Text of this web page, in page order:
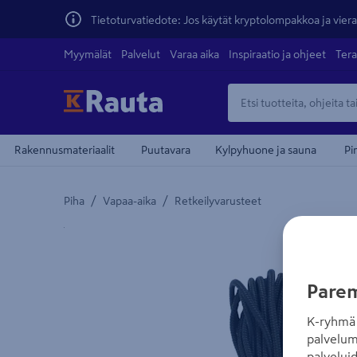
Tietoturvatiedote: Jos käytät kryptolompakkoa ja
Myymälät Palvelut Varaa aika Inspiraatio ja ohjeet
Rakennusmateriaalit Puutavara Kylpyhuone ja sauna
Piha / Vapaa-aika / Retkeilyvarusteet
Yksityiskohtainen kuvaus löytyy Tuotteen kuvaus -
K-